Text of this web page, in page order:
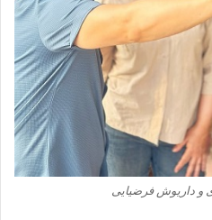
و داریوش فرضیایی